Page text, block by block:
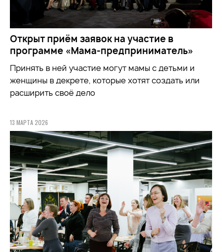
Открыт приём заявок на участие в
программе «Мама-предприниматель»
Принять в ней участие могут мамы с детьми и
женщины в декрете, которые хотят создать или
расширить своё дело
13 МАРТА 2026